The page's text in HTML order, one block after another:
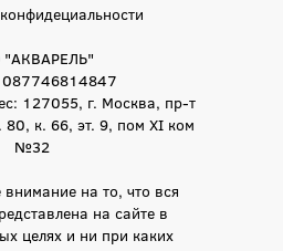
127055, г. Москва, пр-т
80, к. 66, эт. 9, пом XI ком
№32
на то, что вся
на сайте в
целях и ни при каких